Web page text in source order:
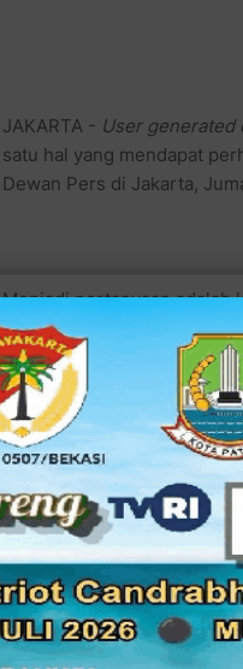
JAKARTA - User generated
satu hal yang mendapat
Dewan Pers di Jakarta,
Menjadi pertanyaan adalah
orang yang berkomentar?
Akhirnya disepakati bahwa
pembaca agar tidak
antara lain dengan
berhak mengedit
jika ada pengaduan.